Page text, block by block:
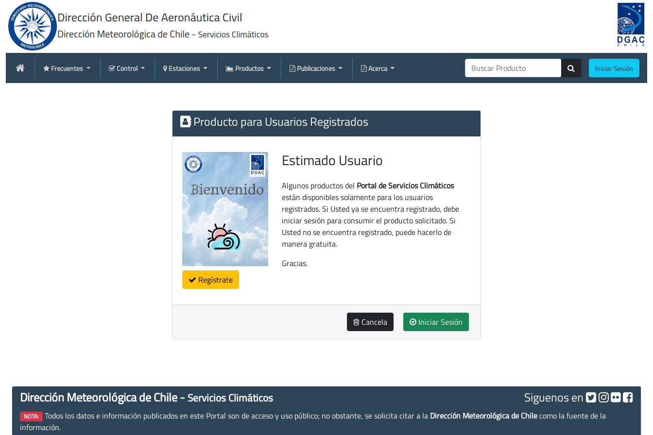
Frecuentes Control Estaciones Productos Publicaciones Acerca Iniciar Sesión
Producto para Usuarios Registrados
Regístrate
Estimado Usuario
Algunos productos del Portal de Servicios Climáticos
están disponibles solamente para los usuarios
registrados. Si Usted ya se encuentra registrado, debe
iniciar sesión para consumir el producto solicitado. Si
Usted no se encuentra registrado, puede hacerlo de
manera gratuita.
Gracias.
Cancela Iniciar Sesión
Dirección Meteorológica de Chile - Servicios Climáticos Siguenos en
NOTA: Todos los datos e información publicados en este Portal son de acceso y uso público; no obstante, se solicita citar a la Dirección Meteorológica de Chilecomo la fuente de la
información.